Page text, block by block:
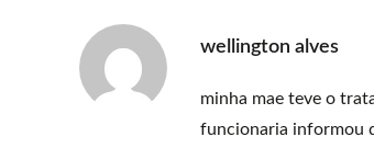
wellington alves
minha mae teve o
funcionaria informou